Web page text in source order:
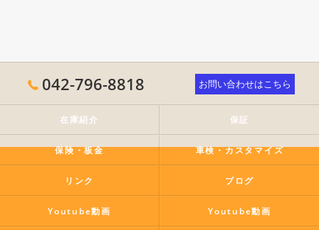
042-796-8818 お問い合わせはこちら
在庫紹介 保証
保険・板金 車検・カスタマイズ
リンク ブログ
Youtube動画 Youtube動画